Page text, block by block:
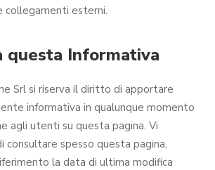
collegamenti esterni.
questa Informativa
Srl si riserva il diritto di apportare
informativa in qualunque momento
agli utenti su questa pagina. Vi
consultare spesso questa pagina,
la data di ultima modifica